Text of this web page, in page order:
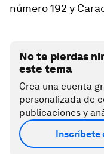
número 192 y
No te pierdas
este tema
Crea una cuenta
personalizada de
publicaciones y
Inscríbete